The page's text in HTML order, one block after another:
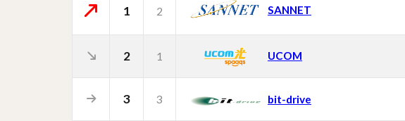
1 2 SANNET
2 1 UCOM
3 3 bit-drive